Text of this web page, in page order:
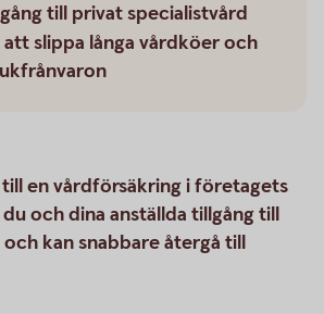
till privat specialistvård
slippa långa vårdköer och
en vårdförsäkring i företagets
och dina anställda tillgång till
kan snabbare återgå till